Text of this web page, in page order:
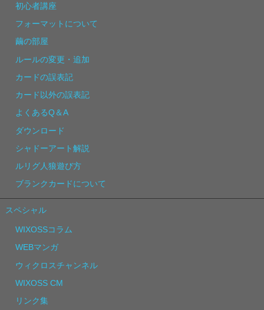
初心者講座
フォーマットについて
繭の部屋
ルールの変更・追加
カードの誤表記
カード以外の誤表記
よくあるQ＆A
ダウンロード
シャドーアート解説
ルリグ人狼遊び方
ブランクカードについて
スペシャル
WIXOSSコラム
WEBマンガ
ウィクロスチャンネル
WIXOSS CM
リンク集